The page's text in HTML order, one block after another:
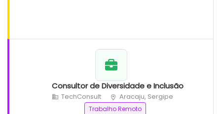
Consultor de Diversidade e Inclusão
TechConsult Aracaju, Sergipe
Trabalho Remoto